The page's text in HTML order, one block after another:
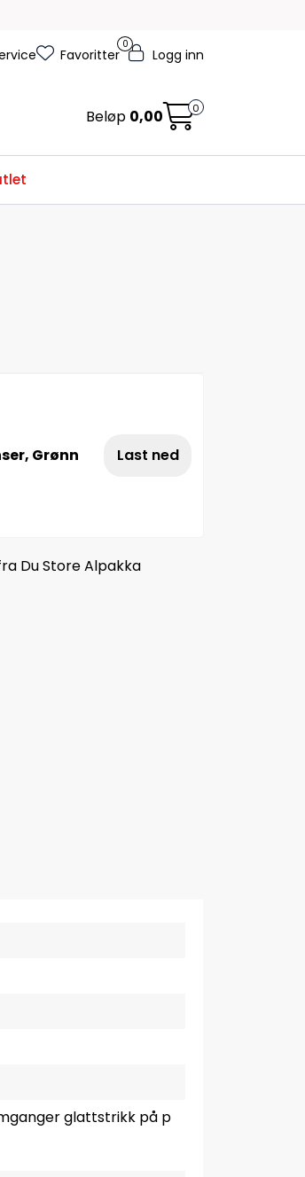
0
Favoritter Logg inn
Beløp 0,00 0
Grønn Last ned
Du Store Alpakka
glattstrikk på p